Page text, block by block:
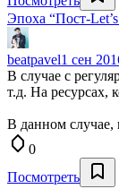
Эпоха “Пост-
beatpavel1 сен
В случае с
т.д. На ресурсах,
В данном случае,
0
Посмотреть